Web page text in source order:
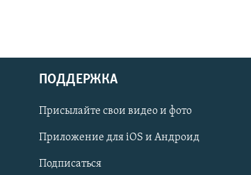
Українською
Qırımtatar
ПРИСОЕДИНЯЙТЕСЬ!
ПОДДЕРЖКА
Присылайте свои видео и фото
Приложение для iOS и Андроид
Подписаться